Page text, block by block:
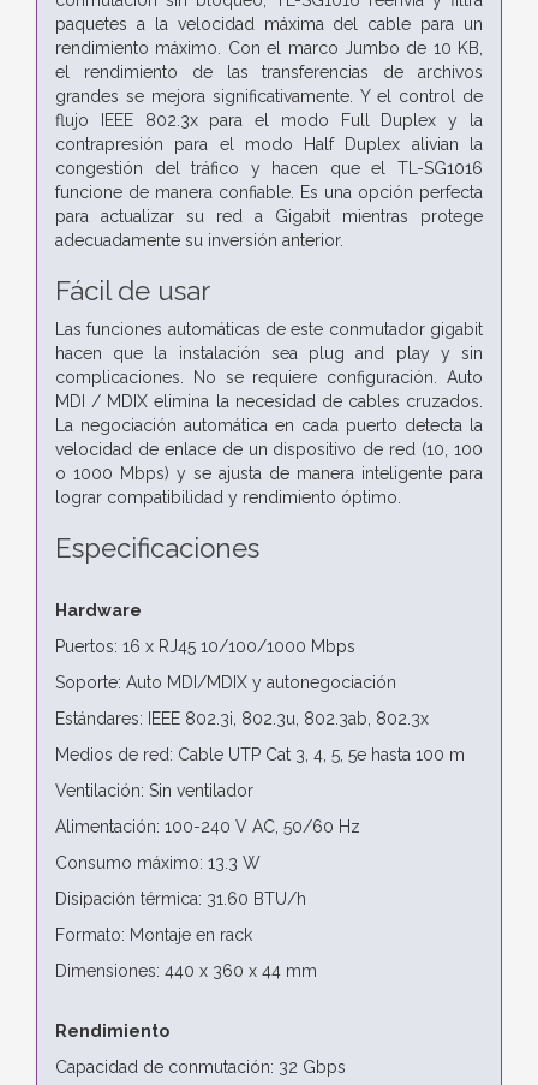
paquetes a la velocidad máxima del cable para un
rendimiento máximo. Con el marco Jumbo de 10 KB,
el rendimiento de las transferencias de archivos
grandes se mejora significativamente. Y el control de
flujo IEEE 802.3x para el modo Full Duplex y la
contrapresión para el modo Half Duplex alivian la
congestión del tráfico y hacen que el TL-SG1016
funcione de manera confiable. Es una opción perfecta
para actualizar su red a Gigabit mientras protege
adecuadamente su inversión anterior.
Fácil de usar
Las funciones automáticas de este conmutador gigabit
hacen que la instalación sea plug and play y sin
complicaciones. No se requiere configuración. Auto
MDI / MDIX elimina la necesidad de cables cruzados.
La negociación automática en cada puerto detecta la
velocidad de enlace de un dispositivo de red (10, 100
o 1000 Mbps) y se ajusta de manera inteligente para
lograr compatibilidad y rendimiento óptimo.
Especificaciones
Hardware
Puertos: 16 x RJ45 10/100/1000 Mbps
Soporte: Auto MDI/MDIX y autonegociación
Estándares: IEEE 802.3i, 802.3u, 802.3ab, 802.3x
Medios de red: Cable UTP Cat 3, 4, 5, 5e hasta 100 m
Ventilación: Sin ventilador
Alimentación: 100-240 V AC, 50/60 Hz
Consumo máximo: 13.3 W
Disipación térmica: 31.60 BTU/h
Formato: Montaje en rack
Dimensiones: 440 x 360 x 44 mm
Rendimiento
Capacidad de conmutación: 32 Gbps